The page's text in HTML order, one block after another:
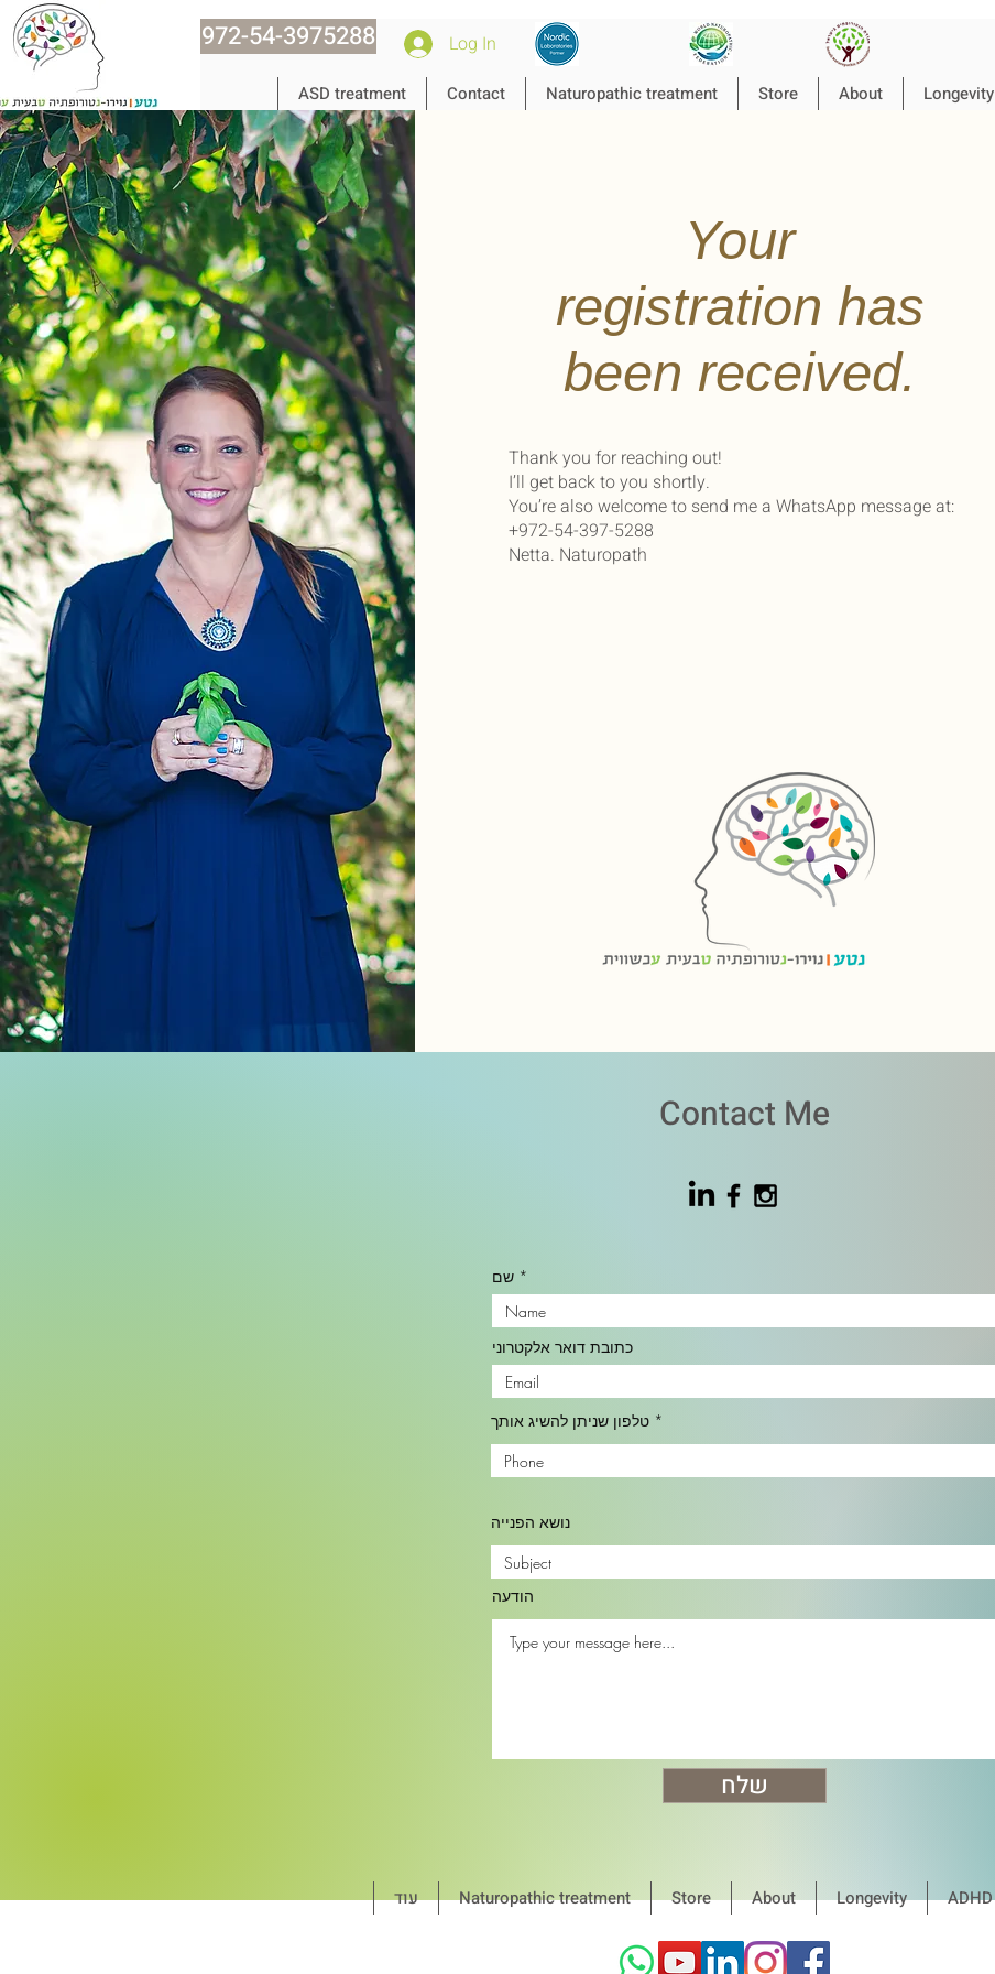
972-54-3975288 Log In
Longevity
About
Store
Naturopathic treatment
Contact
ASD treatment
Your
registration has
been received.
Thank you for reaching out!
I’ll get back to you shortly.
You’re also welcome to send me a WhatsApp message at:
+972-54-397-5288
Netta. Naturopath
Contact Me
כתובת דואר אלקטרוני
טלפון שניתן להשיג אותך
נושא הפנייה
הודעה
שלח
ADHD
Longevity
About
Store
Naturopathic treatment עוד